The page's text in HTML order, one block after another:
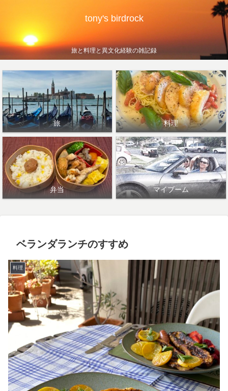
tony's birdrock
旅と料理と異文化経験の雑記録
旅 料理
弁当 マイブーム
ベランダランチのすすめ
料理